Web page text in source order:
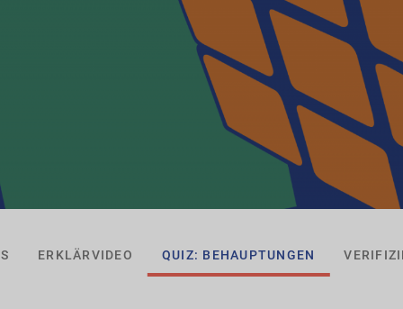
ERKLÄRVIDEO QUIZ: BEHAUPTUNGEN